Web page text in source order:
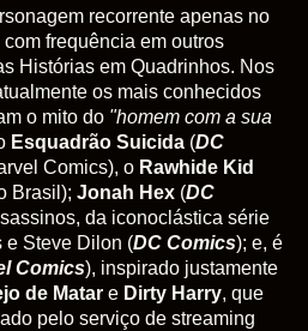
recorrente apenas no
frequência em outros
Histórias em Quadrinhos. Nos
os mais conhecidos
o mito do "homem com a sua
Esquadrão Suicida (DC
Comics), o Rawhide Kid
Brasil); Jonah Hex (DC
da iconoclástica série
e Steve Dilon (DC Comics); e, é
Comics), inspirado justamente
de Matar e Dirty Harry, que
pelo serviço de streaming